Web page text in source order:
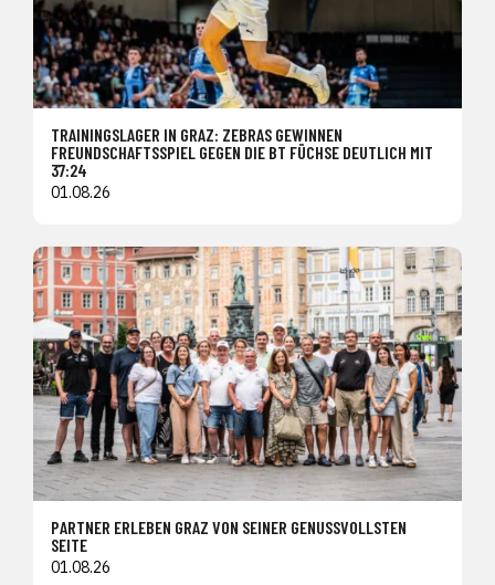
TRAININGSLAGER IN GRAZ: ZEBRAS GEWINNEN
FREUNDSCHAFTSSPIEL GEGEN DIE BT FÜCHSE DEUTLICH MIT
37:24
01.08.26
PARTNER ERLEBEN GRAZ VON SEINER GENUSSVOLLSTEN
SEITE
01.08.26